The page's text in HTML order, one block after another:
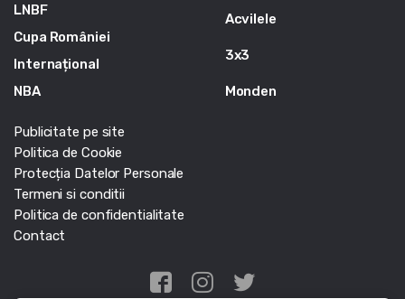
LNBF
Cupa României
Internațional
NBA
Acvilele
3x3
Monden
Publicitate pe site
Politica de Cookie
Protecția Datelor Personale
Termeni si conditii
Politica de confidentialitate
Contact